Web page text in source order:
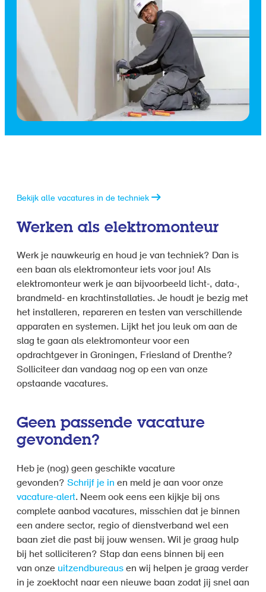
Bekijk alle vacatures in de techniek
Werken als elektromonteur
Werk je nauwkeurig en houd je van techniek? Dan is
een baan als elektromonteur iets voor jou! Als
elektromonteur werk je aan bijvoorbeeld licht-, data-,
brandmeld- en krachtinstallaties. Je houdt je bezig met
het installeren, repareren en testen van verschillende
apparaten en systemen. Lijkt het jou leuk om aan de
slag te gaan als elektromonteur voor een
opdrachtgever in Groningen, Friesland of Drenthe?
Solliciteer dan vandaag nog op een van onze
opstaande vacatures.
Geen passende vacature
gevonden?
Heb je (nog) geen geschikte vacature
gevonden? Schrijf je in en meld je aan voor onze
vacature-alert. Neem ook eens een kijkje bij ons
complete aanbod vacatures, misschien dat je binnen
een andere sector, regio of dienstverband wel een
baan ziet die past bij jouw wensen. Wil je graag hulp
bij het solliciteren? Stap dan eens binnen bij een
van onze uitzendbureaus en wij helpen je graag verder
in je zoektocht naar een nieuwe baan zodat jij snel aan